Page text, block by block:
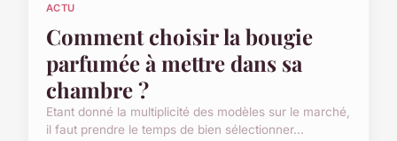
ACTU
Comment choisir la bougie
parfumée à mettre dans sa
chambre ?
Etant donné la multiplicité des modèles sur le marché,
il faut prendre le temps de bien sélectionner...